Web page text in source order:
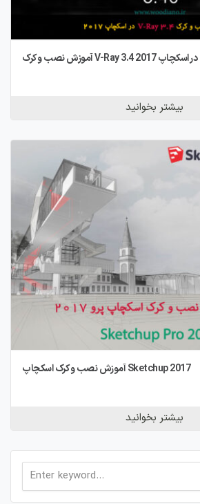
آموزش نصب و کرک V-Ray 3.4 در اسکچاپ 2017
بیشتر بخوانید
آموزش نصب و کرک اسکچاپ Sketchup 2017
بیشتر بخوانید
Search